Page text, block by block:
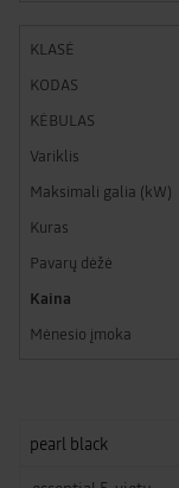
pearl black